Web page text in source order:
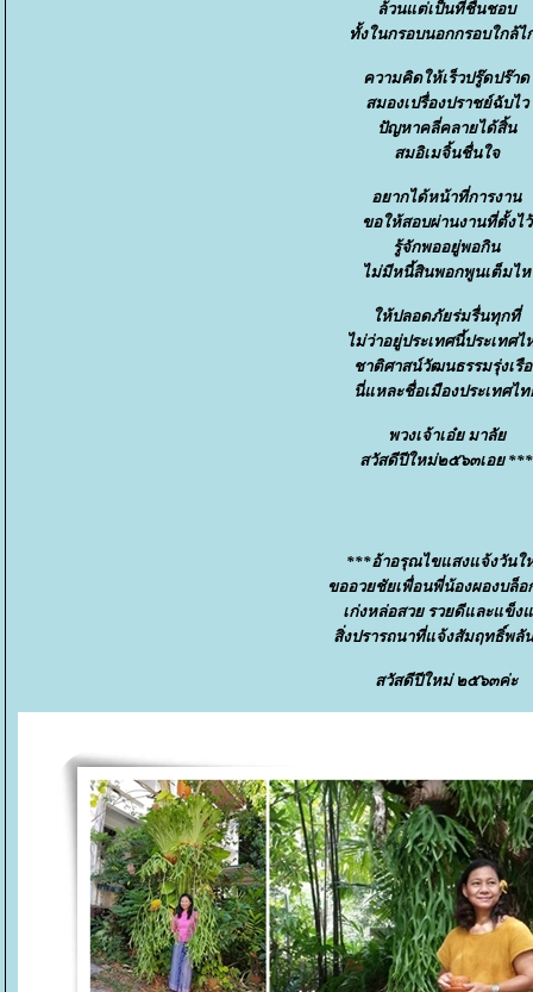
ล้วนแต่เป็นที่ชื่นชอบ
ทั้งในกรอบนอกกรอบใกล้ไ
ความคิดให้เร็วปรู๊ดปร๊าด
สมองเปรื่องปราชย์ฉับไว
ปัญหาคลี่คลายได้สิ้น
สมอิเมจิ้นชื่นใจ
อยากได้หน้าที่การงาน
ขอให้สอบผ่านงานที่ตั้งไว้
รู้จักพออยู่พอกิน
ไม่มีหนี้สินพอกพูนเต็มไห
ห้ปลอดภัยร่มรื่นทุกที่
ไม่ว่าอยู่ประเทศนี้ประเทศไ
ชาติศาสน์วัฒนธรรมรุ่งเรือ
นี่แหละชื่อเมืองประเทศไ
พวงเจ้าเอ๋ย มาลั
สวัสดีปีใหม่๒๕๖๓เอย ***
***อ้าอรุณไขแสงแจ้งวันใ
ขออวยชัยเพื่อนพี่น้องผองบล็อ
เก่งหล่อสวย รวยดีและแข็ง
สิ่งปรารถนาที่แจ้งสัมฤทธิ์พลัน
สวัสดีปีใหม่ ๒๕๖๓ค่ะ